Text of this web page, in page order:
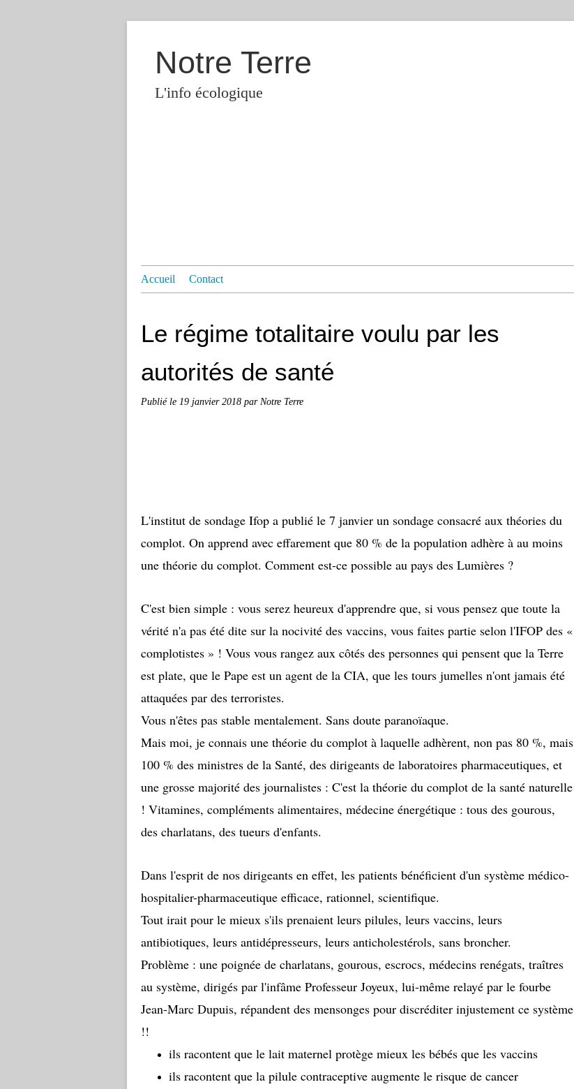
Notre Terre
L'info écologique
Accueil Contact
Le régime totalitaire voulu par les
autorités de santé
Publié le 19 janvier 2018 par Notre Terre
L'institut de sondage Ifop a publié le 7 janvier un sondage consacré aux théories du
complot. On apprend avec effarement que 80 % de la population adhère à au moins
une théorie du complot. Comment est-ce possible au pays des Lumières ?
C'est bien simple : vous serez heureux d'apprendre que, si vous pensez que toute la
vérité n'a pas été dite sur la nocivité des vaccins, vous faites partie selon l'IFOP des «
complotistes » ! Vous vous rangez aux côtés des personnes qui pensent que la Terre
est plate, que le Pape est un agent de la CIA, que les tours jumelles n'ont jamais été
attaquées par des terroristes.
Vous n'êtes pas stable mentalement. Sans doute paranoïaque.
Mais moi, je connais une théorie du complot à laquelle adhèrent, non pas 80 %, mais
100 % des ministres de la Santé, des dirigeants de laboratoires pharmaceutiques, et
une grosse majorité des journalistes : C'est la théorie du complot de la santé naturelle
! Vitamines, compléments alimentaires, médecine énergétique : tous des gourous,
des charlatans, des tueurs d'enfants.
Dans l'esprit de nos dirigeants en effet, les patients bénéficient d'un système médico-
hospitalier-pharmaceutique efficace, rationnel, scientifique.
Tout irait pour le mieux s'ils prenaient leurs pilules, leurs vaccins, leurs
antibiotiques, leurs antidépresseurs, leurs anticholestérols, sans broncher.
Problème : une poignée de charlatans, gourous, escrocs, médecins renégats, traîtres
au système, dirigés par l'infâme Professeur Joyeux, lui-même relayé par le fourbe
Jean-Marc Dupuis, répandent des mensonges pour discréditer injustement ce système
!!
ils racontent que le lait maternel protège mieux les bébés que les vaccins
ils racontent que la pilule contraceptive augmente le risque de cancer